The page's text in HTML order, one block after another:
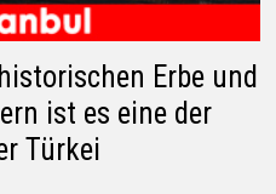
Erbe und
ist es eine der
Türkei